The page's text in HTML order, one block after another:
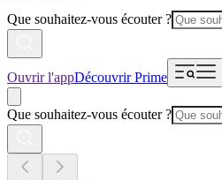
Que souhaitez-vous écouter ?
Ouvrir l'appDécouvrir Prime
Que souhaitez-vous écouter ?